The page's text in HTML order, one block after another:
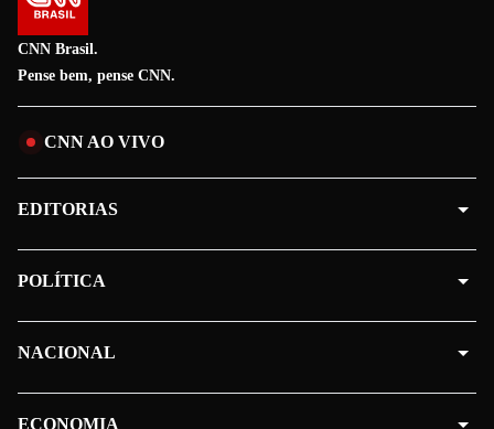
CNN Brasil.
Pense bem, pense CNN.
CNN AO VIVO
EDITORIAS
POLÍTICA
NACIONAL
ECONOMIA